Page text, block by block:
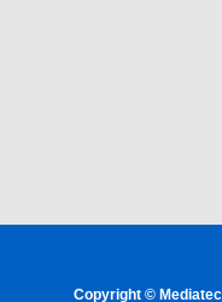
Copyright ©